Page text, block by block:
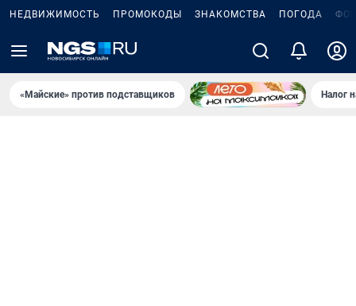
НЕДВИЖИМОСТЬ ПРОМОКОДЫ ЗНАКОМСТВА ПОГОДА
«Майские» против подставщиков Налог